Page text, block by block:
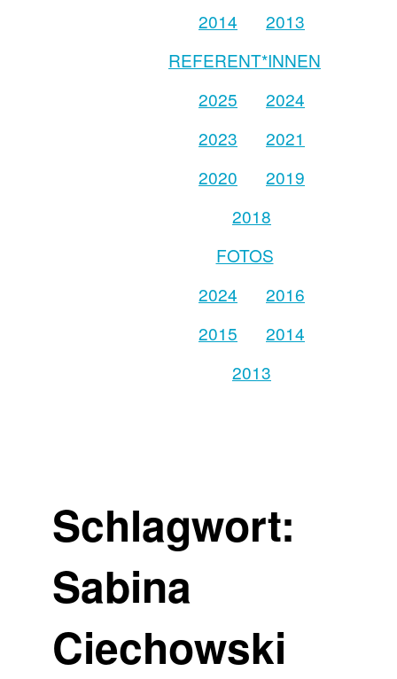
2014
2013
REFERENT*INNEN
2025
2024
2023
2021
2020
2019
2018
FOTOS
2024
2016
2015
2014
2013
Schlagwort:
Sabina
Ciechowski